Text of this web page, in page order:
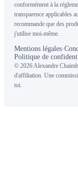
conformément à la
transparence applicables
recommande que des
j'utilise moi-même.
Mentions légales·
Politique de
© 2026 Alexandre
d'affiliation. Une
toi.